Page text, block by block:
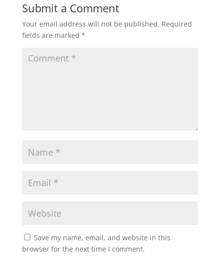
Submit a Comment
Your email address will not be published. Required
fields are marked *
Save my name, email, and website in this
browser for the next time I comment.